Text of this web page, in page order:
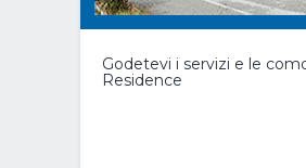
Godetevi i servizi e le
Residence